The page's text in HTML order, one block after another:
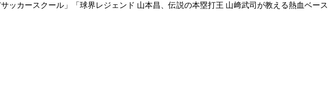
カースクール」「球界レジェンド 山本昌、伝説の本塁打王 山﨑武司が教える熱血ベース